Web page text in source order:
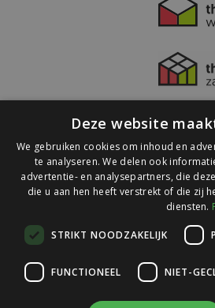
© 2026
op
Webwinkelkeur
Deze website
We gebruiken cookies om inhoud en
te analyseren. We delen ook
advertentie- en analysepartners, die
die u aan hen heeft verstrekt of die zij
diensten.
STRIKT NOODZAKELIJK
FUNCTIONEEL NIET-